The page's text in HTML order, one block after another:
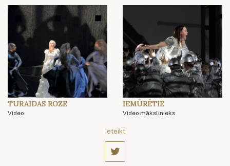
TURAIDAS ROZE
Video
IEMŪRĒTIE
Video mākslinieks
Ieteikt